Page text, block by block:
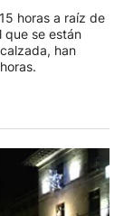
horas a raíz de
que se están
han